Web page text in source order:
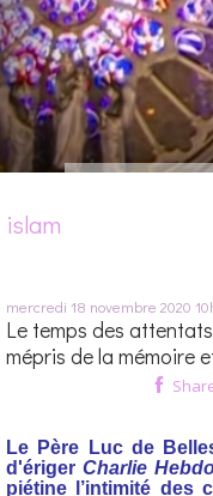
islam
mercredi 18 novembre 2020
Le temps des
mépris de la mémoire
Le Père Luc de
d'ériger Charlie
piétine l’intimité des